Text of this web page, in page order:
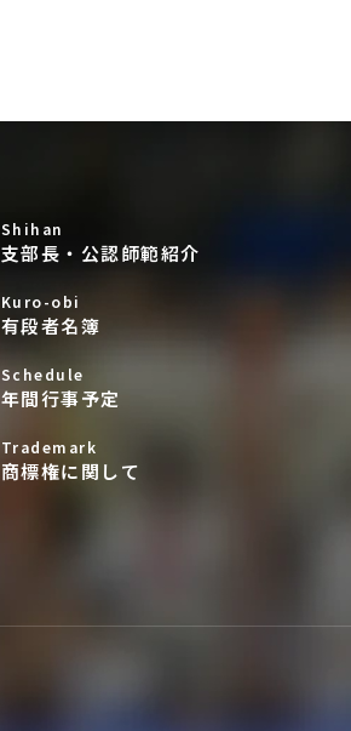
Shihan
支部長・公認師範紹介
Kuro-obi
有段者名簿
Schedule
年間行事予定
Trademark
商標権に関して